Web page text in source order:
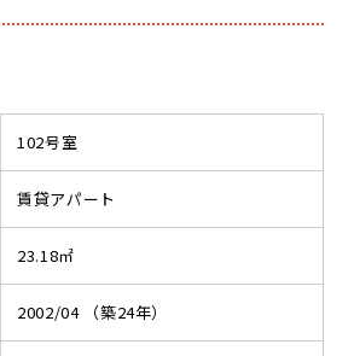
102号室
賃貸アパート
23.18㎡
2002/04 （築24年）